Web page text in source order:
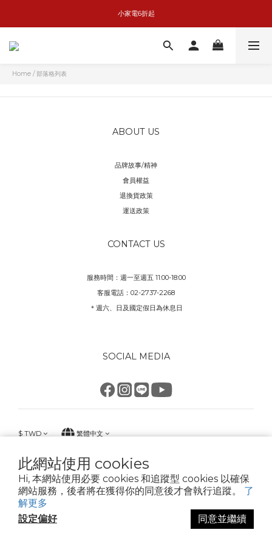
此網站使用 cookies
Hi, 本網站使用必要 cookies 和追蹤型 cookies 以確保
網站服務，後者將在獲得你的同意後才會執行追蹤。 了
解更多
設定偏好
同意並繼續
basiik1件9折/2件88折
小家電6折起
KK GOOD LIFE擴香任兩件999
Home /部落格列表
ABOUT US
品牌故事/精神
會員權益
退換貨政策
運送政策
CONTACT US
服務時間：週一至週五 11:00-18:00
客服電話：02-2737-2268
＊週六、日及國定假日為休息日
SOCIAL MEDIA
$ TWD 繁體中文
KK good life 好生活 星騏國際有限公司